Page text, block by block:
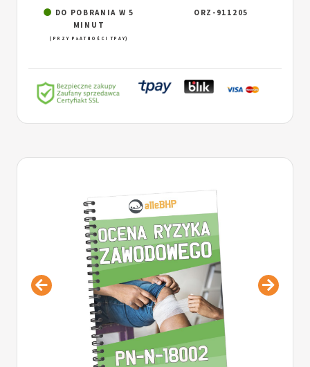
DO POBRANIA W 5
MINUT
(PRZY PŁATNOŚCI TPAY)
ORZ-911205